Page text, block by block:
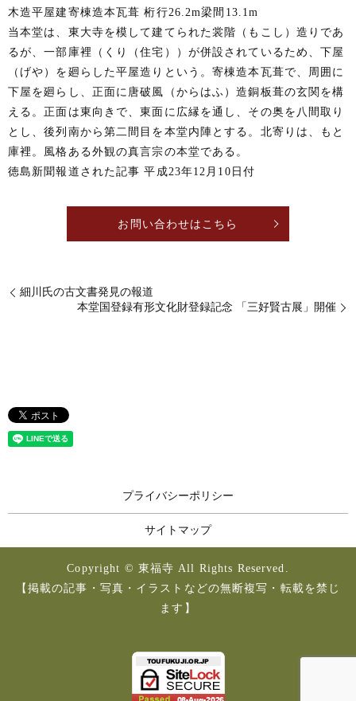
木造平屋建寄棟造本瓦葺 桁行26.2m梁間13.1m
当本堂は、東大寺を模して建てられた裳階（もこし）造りであ
るが、一部庫裡（くり（住宅））が併設されているため、下屋
（げや）を廻らした平屋造りという。寄棟造本瓦葺で、周囲に
下屋を廻らし、正面に唐破風（からはふ）造銅板葺の玄関を構
える。正面は東向きで、東面に広縁を通し、その奥を八間取り
とし、後列南から第二間目を本堂内陣とする。北寄りは、もと
庫裡。風格ある外観の真言宗の本堂である。
徳島新聞報道された記事 平成23年12月10日付
お問い合わせはこちら
細川氏の古文書発見の報道
本堂国登録有形文化財登録記念 「三好賢古展」開催
プライバシーポリシー
サイトマップ
Copyright © 東福寺 All Rights Reserved.
【掲載の記事・写真・イラストなどの無断複写・転載を禁じ
ます】